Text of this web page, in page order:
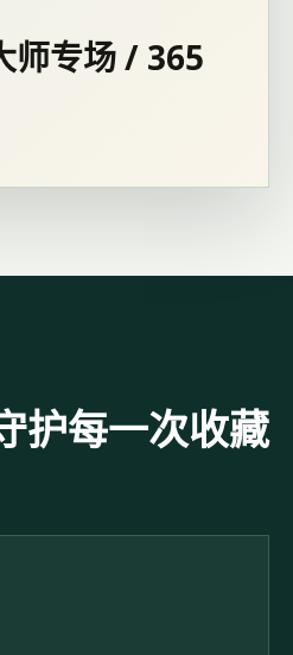
师专场 / 365
护每一次收藏